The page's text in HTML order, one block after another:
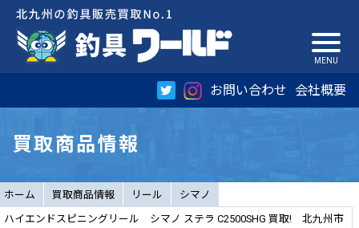
お問い合わせ 会社概要
買取商品情報
ホーム 買取商品情報 リール
シマノ
ハイエンドスピニングリール シマノ ステラ C2500SHG 買取! 北九州市